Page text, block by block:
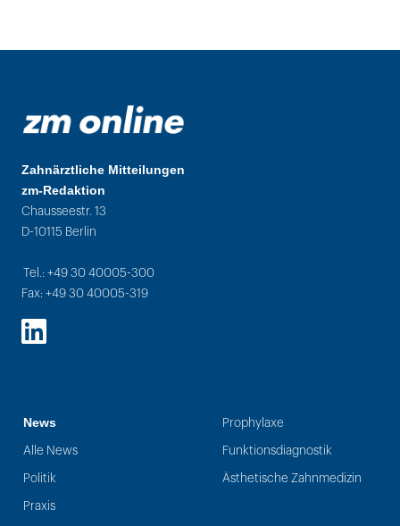
Zahnärztliche Mitteilungen
zm-Redaktion
Chausseestr. 13
D-10115 Berlin
Tel.: +49 30 40005-300
Fax: +49 30 40005-319
LinkedIn
News
Alle News
Politik
Praxis
Prophylaxe
Funktionsdiagnostik
Ästhetische Zahnmedizin